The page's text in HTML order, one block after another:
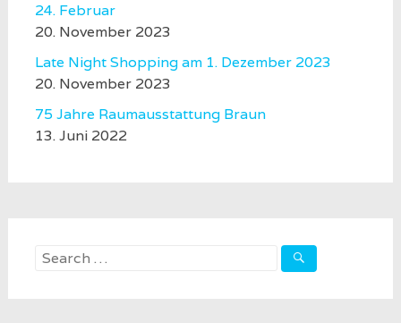
24. Februar
20. November 2023
Late Night Shopping am 1. Dezember 2023
20. November 2023
75 Jahre Raumausstattung Braun
13. Juni 2022
Search